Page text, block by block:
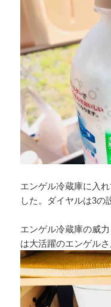
エンゲル冷蔵庫に入
した。ダイヤルは3の
エンゲル冷蔵庫の威
は大活躍のエンゲルさ